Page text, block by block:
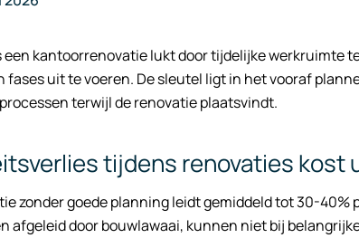
een kantoorrenovatie lukt door tijdelijke werkruimte
fases uit te voeren. De sleutel ligt in het vooraf
terwijl de renovatie plaatsvindt.
tijdens renovaties kost
zonder goede planning leidt gemiddeld tot 30-
afgeleid door bouwlawaai, kunnen niet bij